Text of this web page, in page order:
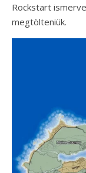
Rockstart
megtölteniük.